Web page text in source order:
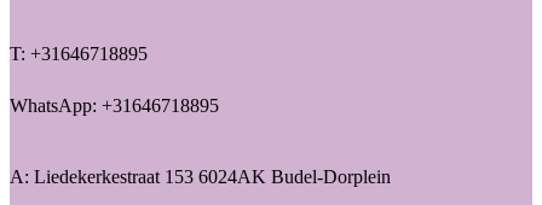
T: +31646718895
WhatsApp: +31646718895
A: Liedekerkestraat 153 6024AK Budel-Dorplein